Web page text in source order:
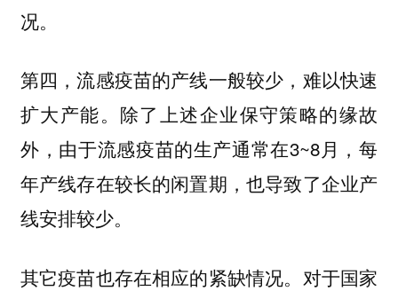
况。
第四，流感疫苗的产线一般较少，难以快速
扩大产能。除了上述企业保守策略的缘故
外，由于流感疫苗的生产通常在3~8月，每
年产线存在较长的闲置期，也导致了企业产
线安排较少。
其它疫苗也存在相应的紧缺情况。 对于国家